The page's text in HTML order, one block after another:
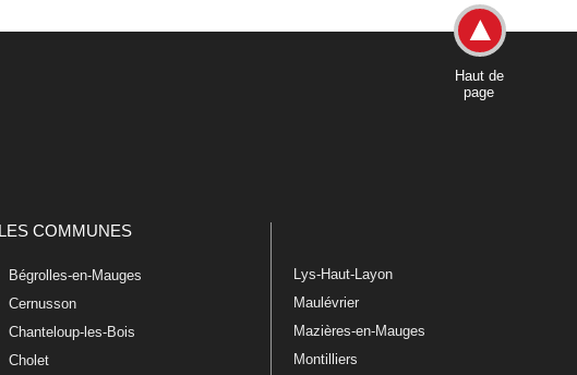
Haut de
page
LES COMMUNES
Bégrolles-en-Mauges
Cernusson
Chanteloup-les-Bois
Cholet
Lys-Haut-Layon
Maulévrier
Mazières-en-Mauges
Montilliers